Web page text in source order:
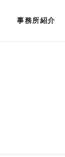
事務所紹介